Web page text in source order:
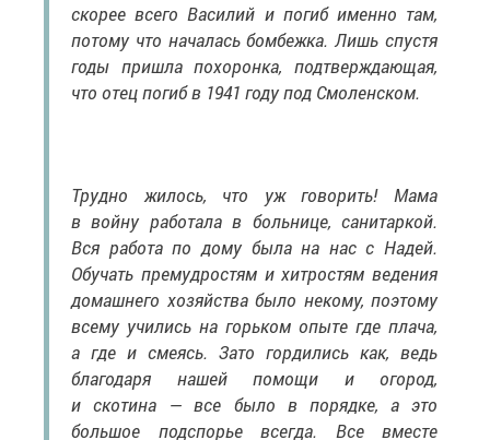
скорее всего Василий и погиб именно там,
потому что началась бомбежка. Лишь спустя
годы пришла похоронка, подтверждающая,
что отец погиб в 1941 году под Смоленском.
Трудно жилось, что уж говорить! Мама
в войну работала в больнице, санитаркой.
Вся работа по дому была на нас с Надей.
Обучать премудростям и хитростям ведения
домашнего хозяйства было некому, поэтому
всему учились на горьком опыте где плача,
а где и смеясь. Зато гордились как, ведь
благодаря нашей помощи и огород,
и скотина — все было в порядке, а это
большое подспорье всегда. Все вместе